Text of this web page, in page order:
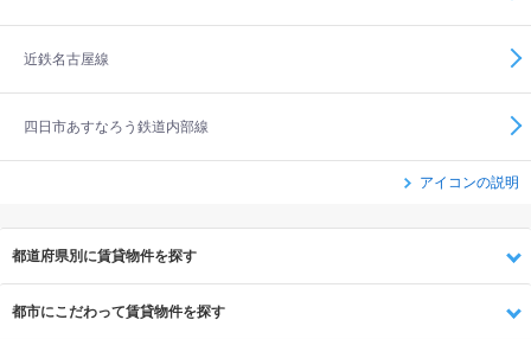
近鉄名古屋線
四日市あすなろう鉄道内部線
アイコンの説明
都道府県別に賃貸物件を探す
都市にこだわって賃貸物件を探す